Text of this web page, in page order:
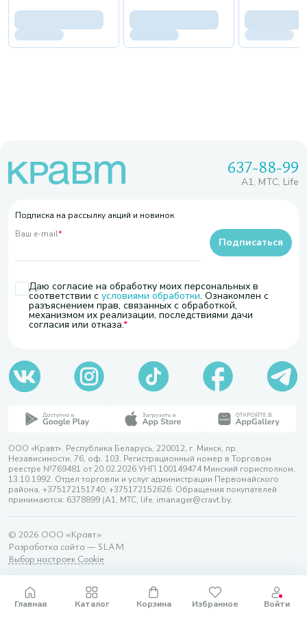
637-88-99
A1, МТС, Life
Подписка на рассылку акций и новинок
Ваш e-mail*
Даю согласие на обработку моих персональных в
соответствии с условиями обработки. Ознакомлен с
разъяснением прав, связанных с обработкой,
механизмом их реализации, последствиями дачи
согласия или отказа.
Подписаться
ООО «Кравт». Республика Беларусь, 220012, г. Минск, пр.
Независимости, 76, оф. 103. Регистрационный номер в Торговом
реестре №769481 от 20.02.2026 УНП 100149474 Минский горисполком,
13.10.1992. Отдел торговли и услуг администрации Первомайского
района, +375172151740; +375172152626. Обращения покупателей
принимаются: 6378899 (А1, МТС, life, imanager@cravt.by.
© 2026 ООО «Кравт»
Разработка сайта — SLAM
Выбор настроек Cookie
Главная Каталог Корзина Избранное Войти